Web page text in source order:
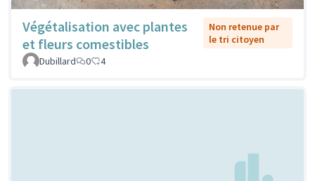
Végétalisation avec plantes
et fleurs comestibles
Non retenue par
le tri citoyen
Dubillard
0 4